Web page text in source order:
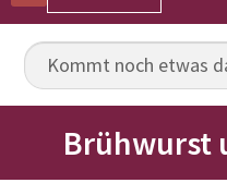
Brühwurst